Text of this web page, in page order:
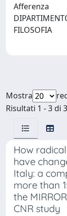
Afferenza
FILOSOFIA
Mostra
Risultati 1 - 3 di
How
have
Italy: a
more than
the
CNR study